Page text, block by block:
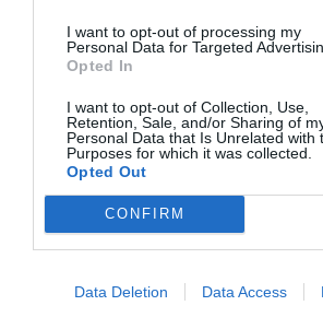
I want to opt-out of processing my
Personal Data for Targeted
Opted In
I want to opt-out of Collection, Use,
Retention, Sale, and/or Sharing of
Personal Data that Is Unrelated with
Purposes for which it was collected.
Opted Out
CONFIRM
Data Deletion Data Access
Ο ΚΑΙΡΟΣ
32